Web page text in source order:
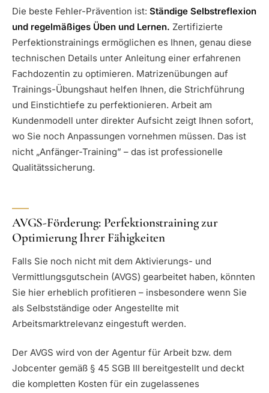
Die beste Fehler-Prävention ist: Ständige Selbstreflexion
und regelmäßiges Üben und Lernen. Zertifizierte
Perfektionstrainings ermöglichen es Ihnen, genau diese
technischen Details unter Anleitung einer erfahrenen
Fachdozentin zu optimieren. Matrizenübungen auf
Trainings-Übungshaut helfen Ihnen, die Strichführung
und Einstichtiefe zu perfektionieren. Arbeit am
Kundenmodell unter direkter Aufsicht zeigt Ihnen sofort,
wo Sie noch Anpassungen vornehmen müssen. Das ist
nicht „Anfänger-Training” – das ist professionelle
Qualitätssicherung.
AVGS-Förderung: Perfektionstraining zur
Optimierung Ihrer Fähigkeiten
Falls Sie noch nicht mit dem Aktivierungs- und
Vermittlungsgutschein (AVGS) gearbeitet haben, könnten
Sie hier erheblich profitieren – insbesondere wenn Sie
als Selbstständige oder Angestellte mit
Arbeitsmarktrelevanz eingestuft werden.
Der AVGS wird von der Agentur für Arbeit bzw. dem
Jobcenter gemäß § 45 SGB III bereitgestellt und deckt
die kompletten Kosten für ein zugelassenes